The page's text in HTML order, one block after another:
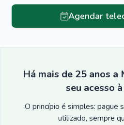
Agendar
Há mais de 25 anos
seu acesso
O princípio é simples: pague
utilizado, sempre